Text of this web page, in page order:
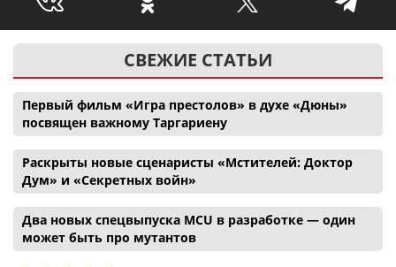
СВЕЖИЕ СТАТЬИ
Первый фильм «Игра престолов» в духе «Дюны»
посвящен важному Таргариену
Раскрыты новые сценаристы «Мстителей: Доктор
Дум» и «Секретных войн»
Два новых спецвыпуска MCU в разработке — один
может быть про мутантов